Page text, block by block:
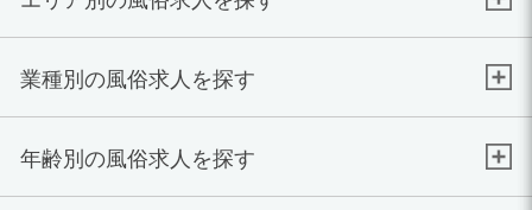
業種別の風俗求人を探す
年齢別の風俗求人を探す